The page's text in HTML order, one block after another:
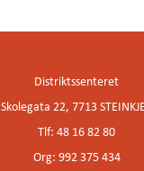
Distriktssenteret
Skolegata 22, 7713
Tlf: 48 16 82 80
Org: 992 375 434